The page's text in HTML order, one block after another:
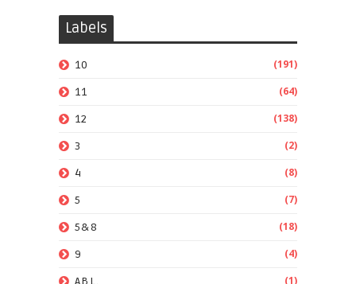
Labels
10 (191)
11 (64)
12 (138)
3 (2)
4 (8)
5 (7)
5&8 (18)
9 (4)
ABL. (1)